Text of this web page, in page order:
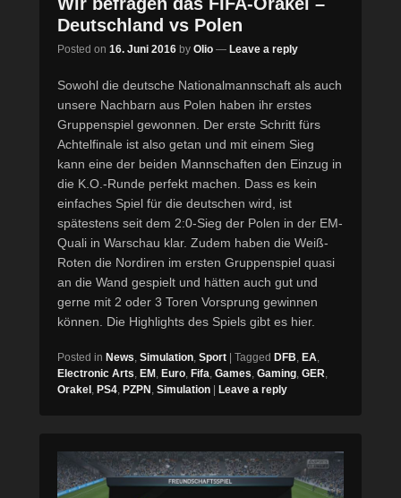
Deutschland vs Polen
Posted on 16. Juni 2016 by Olio — Leave a reply
Sowohl die deutsche Nationalmannschaft als auch
unsere Nachbarn aus Polen haben ihr erstes
Gruppenspiel gewonnen. Der erste Schritt fürs
Achtelfinale ist also getan und mit einem Sieg
kann eine der beiden Mannschaften den Einzug in
die K.O.-Runde perfekt machen. Dass es kein
einfaches Spiel für die deutschen wird, ist
spätestens seit dem 2:0-Sieg der Polen in der EM-
Quali in Warschau klar. Zudem haben die Weiß-
Roten die Nordiren im ersten Gruppenspiel quasi
an die Wand gespielt und hätten auch gut und
gerne mit 2 oder 3 Toren Vorsprung gewinnen
können. Die Highlights des Spiels gibt es hier.
Posted in News Simulation Sport | Tagged DFB EA
Electronic Arts EM Euro Fifa Games Gaming GER
Orakel PS4 PZPN Simulation | Leave a reply